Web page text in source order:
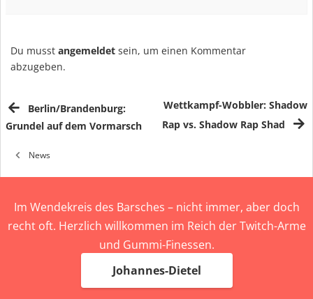
Du musst angemeldet sein, um einen Kommentar
abzugeben.
Berlin/Brandenburg:
Grundel auf dem Vormarsch
Wettkampf-Wobbler: Shadow
Rap vs. Shadow Rap Shad
News
Im Wendekreis des Barsches – nicht immer, aber doch
recht oft. Herzlich willkommen im Reich der Twitch-Arme
und Gummi-Finessen.
Johannes-Dietel